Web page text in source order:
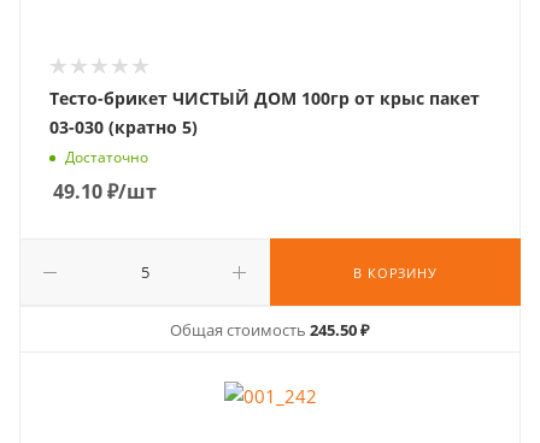
Тесто-брикет ЧИСТЫЙ ДОМ 100гр от крыс пакет
03-030 (кратно 5)
Достаточно
49.10₽/шт
В КОРЗИНУ
Общая стоимость 245.50 ₽